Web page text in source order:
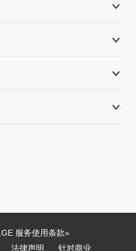
服务使用条款»
法律声明 针对商业